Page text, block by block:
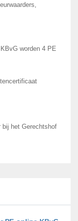
worden 4 PE
bij het Gerechtshof